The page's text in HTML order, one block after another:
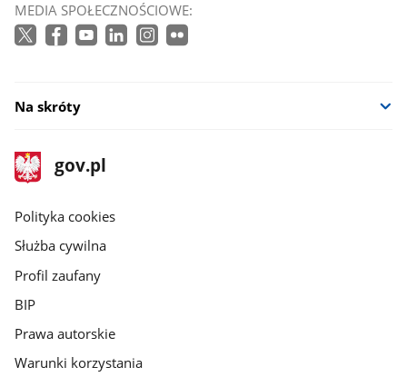
MEDIA SPOŁECZNOŚCIOWE:
Na skróty
stopka
gov.pl
Strona
gov.pl
gov.pl
Polityka cookies
Służba cywilna
Profil zaufany
BIP
Prawa autorskie
Warunki korzystania